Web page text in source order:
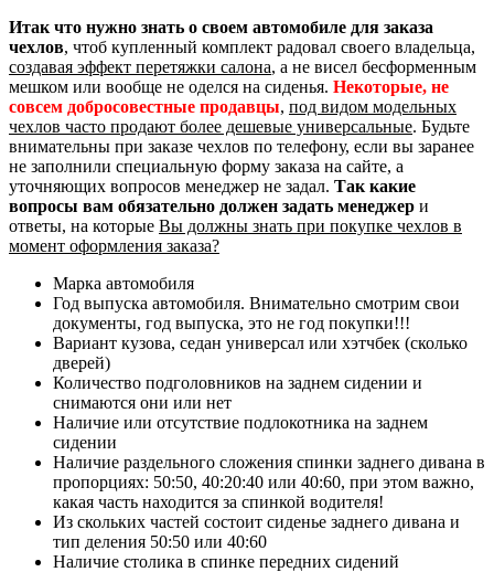
Итак что нужно знать о своем автомобиле для заказа
чехлов, чтоб купленный комплект радовал своего владельца,
создавая эффект перетяжки салона, а не висел бесформенным
мешком или вообще не оделся на сиденья. Некоторые, не
совсем добросовестные продавцы, под видом модельных
чехлов часто продают более дешевые универсальные. Будьте
внимательны при заказе чехлов по телефону, если вы заранее
не заполнили специальную форму заказа на сайте, а
уточняющих вопросов менеджер не задал. Так какие
вопросы вам обязательно должен задать менеджер и
ответы, на которые Вы должны знать при покупке чехлов в
момент оформления заказа?
Марка автомобиля
Год выпуска автомобиля. Внимательно смотрим свои
документы, год выпуска, это не год покупки!!!
Вариант кузова, седан универсал или хэтчбек (сколько
дверей)
Количество подголовников на заднем сидении и
снимаются они или нет
Наличие или отсутствие подлокотника на заднем
сидении
Наличие раздельного сложения спинки заднего дивана в
пропорциях: 50:50, 40:20:40 или 40:60, при этом важно,
какая часть находится за спинкой водителя!
Из скольких частей состоит сиденье заднего дивана и
тип деления 50:50 или 40:60
Наличие столика в спинке передних сидений